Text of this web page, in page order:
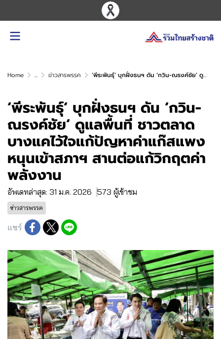
Home ... ข่าวสารพรรค ‘พีระพันธุ์‘ บุกฝั่งธนฯ ดัน ‘กวิน-ณรงค์ชัย‘ ดูแลพื้นที่ ชาวตลาดบางแคไว้ใจแก้ปัญหาค่าแก๊สแพง หนุนเข้าสภาฯ สานต่อแก้วิกฤตค่าพลังงาน
‘พีระพันธุ์‘ บุกฝั่งธนฯ ดัน ‘กวิน-
ณรงค์ชัย‘ ดูแลพื้นที่ ชาวตลาด
บางแคไว้ใจแก้ปัญหาค่าแก๊สแพง
หนุนเข้าสภาฯ สานต่อแก้วิกฤตค่า
พลังงาน
อัพเดทล่าสุด: 31 ม.ค. 2026 573 ผู้เข้าชม
ข่าวสารพรรค
แชร์